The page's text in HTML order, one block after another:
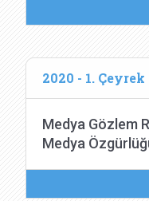
2020 - 1. Çeyrek
Medya Gözlem
Medya